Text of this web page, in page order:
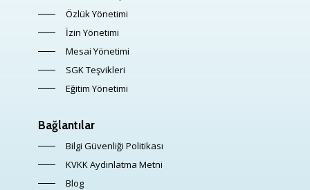
Özlük Yönetimi
İzin Yönetimi
Mesai Yönetimi
SGK Teşvikleri
Eğitim Yönetimi
Bağlantılar
Bilgi Güvenliği Politikası
KVKK Aydınlatma Metni
Blog